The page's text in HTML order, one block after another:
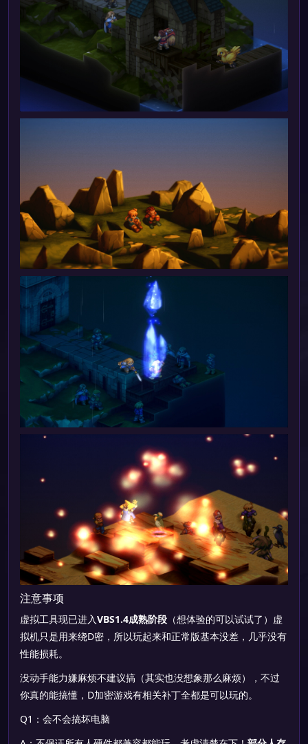
注意事项
虚拟工具现已进入VBS1.4成熟阶段 （想体验的可以试试了）虚
拟机只是用来绕D密，所以玩起来和正常版基本没差，几乎没有
性能损耗。
没动手能力嫌麻烦不建议搞（其实也没想象那么麻烦），不过
你真的能搞懂，D加密游戏有相关补丁全都是可以玩的。
Q1：会不会搞坏电脑